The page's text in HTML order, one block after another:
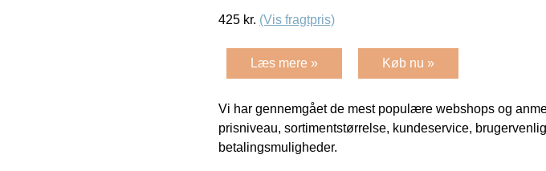
425 kr. (Vis fragtpris)
Læs mere » Køb nu »
Vi har gennemgået de mest populære webshops og
prisniveau, sortimentstørrelse, kundeservice,
betalingsmuligheder.